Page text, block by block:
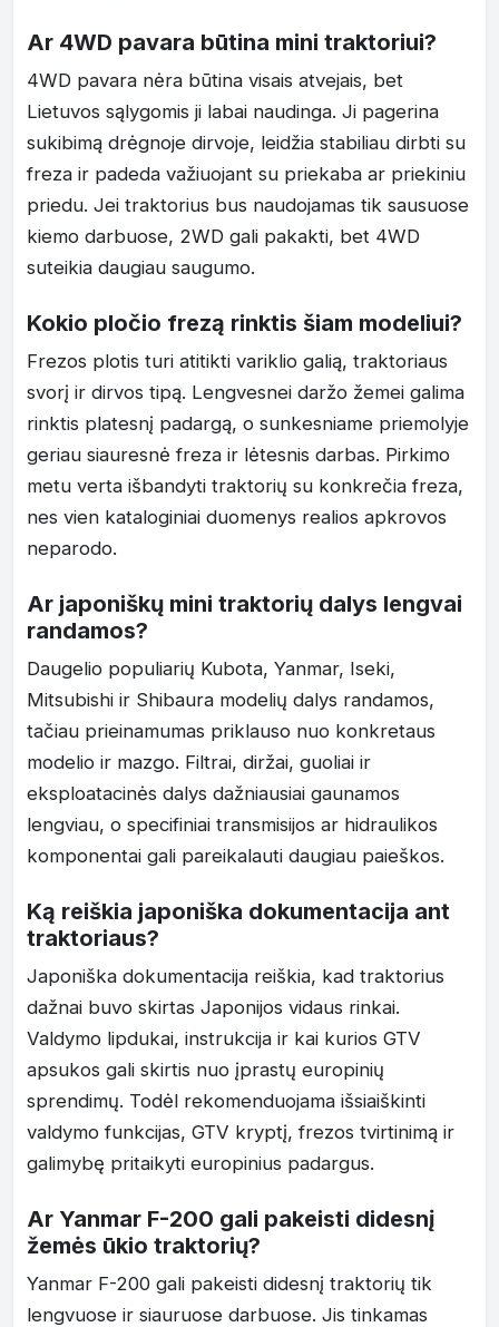
Ar 4WD pavara būtina mini traktoriui?
4WD pavara nėra būtina visais atvejais, bet
Lietuvos sąlygomis ji labai naudinga. Ji pagerina
sukibimą drėgnoje dirvoje, leidžia stabiliau dirbti su
freza ir padeda važiuojant su priekaba ar priekiniu
priedu. Jei traktorius bus naudojamas tik sausuose
kiemo darbuose, 2WD gali pakakti, bet 4WD
suteikia daugiau saugumo.
Kokio pločio frezą rinktis šiam modeliui?
Frezos plotis turi atitikti variklio galią, traktoriaus
svorį ir dirvos tipą. Lengvesnei daržo žemei galima
rinktis platesnį padargą, o sunkesniame priemolyje
geriau siauresnė freza ir lėtesnis darbas. Pirkimo
metu verta išbandyti traktorių su konkrečia freza,
nes vien kataloginiai duomenys realios apkrovos
neparodo.
Ar japoniškų mini traktorių dalys lengvai
randamos?
Daugelio populiarių Kubota, Yanmar, Iseki,
Mitsubishi ir Shibaura modelių dalys randamos,
tačiau prieinamumas priklauso nuo konkretaus
modelio ir mazgo. Filtrai, diržai, guoliai ir
eksploatacinės dalys dažniausiai gaunamos
lengviau, o specifiniai transmisijos ar hidraulikos
komponentai gali pareikalauti daugiau paieškos.
Ką reiškia japoniška dokumentacija ant
traktoriaus?
Japoniška dokumentacija reiškia, kad traktorius
dažnai buvo skirtas Japonijos vidaus rinkai.
Valdymo lipdukai, instrukcija ir kai kurios GTV
apsukos gali skirtis nuo įprastų europinių
sprendimų. Todėl rekomenduojama išsiaiškinti
valdymo funkcijas, GTV kryptį, frezos tvirtinimą ir
galimybę pritaikyti europinius padargus.
Ar Yanmar F-200 gali pakeisti didesnį
žemės ūkio traktorių?
Yanmar F-200 gali pakeisti didesnį traktorių tik
lengvuose ir siauruose darbuose. Jis tinkamas